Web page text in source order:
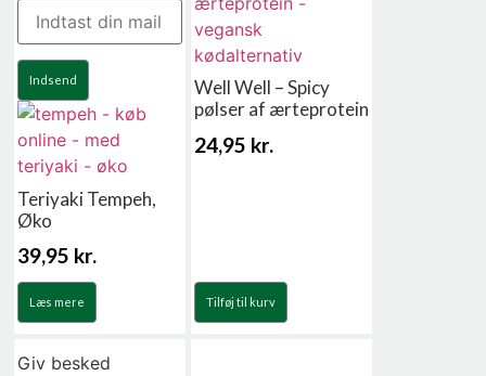
Indsend
Teriyaki Tempeh,
Øko
39,95 kr.
Læs mere
Well Well – Spicy
pølser af ærteprotein
24,95 kr.
Tilføj til kurv
Giv besked